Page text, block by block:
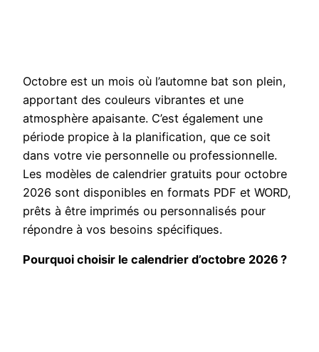
Octobre est un mois où l’automne bat son plein,
apportant des couleurs vibrantes et une
atmosphère apaisante. C’est également une
période propice à la planification, que ce soit
dans votre vie personnelle ou professionnelle.
Les modèles de calendrier gratuits pour octobre
2026 sont disponibles en formats PDF et WORD,
prêts à être imprimés ou personnalisés pour
répondre à vos besoins spécifiques.
Pourquoi choisir le calendrier d’octobre 2026 ?